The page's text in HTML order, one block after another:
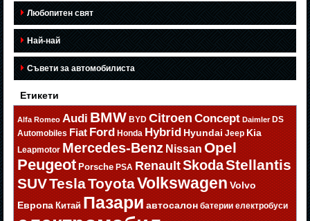
Любопитен свят
Най-най
Съвети за автомобилиста
Етикети
Alfa Romeo Audi BMW BYD Citroen Concept Daimler DS
Automobiles Fiat Ford Honda Hybrid Hyundai Jeep Kia
Leapmotor Mercedes-Benz Nissan Opel
Peugeot Porsche PSA RenaultSkodaStellantis
SUVTeslaToyotaVolkswagen Volvo
Европа Китай Пазари автосалон батерии електробуси